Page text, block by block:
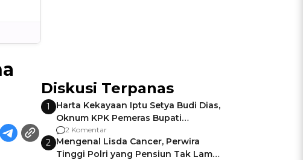
Diskusi Terpanas
1
Harta Kekayaan Iptu Setya Budi Dias,
Oknum KPK Pemeras Bupati
Pemalang
2 Komentar
2 Mengenal Lisda Cancer, Perwira
Tinggi Polri yang Pensiun Tak Lama